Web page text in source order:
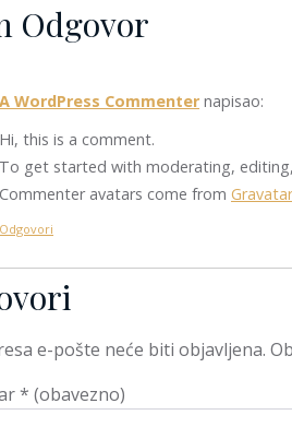
Odgovor
A WordPress Commenter napisao:
Hi, this is a comment.
To get started with moderating,
Commenter avatars come from Gravatar
Odgovori
e-pošte neće biti objavljena.
* (obavezno)